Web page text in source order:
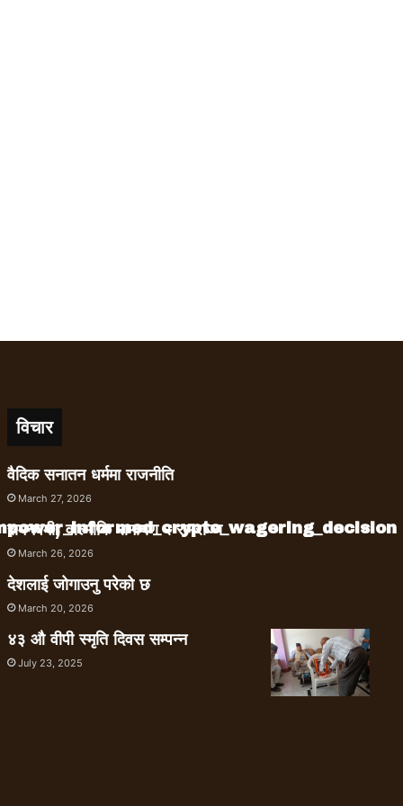
विचार
वैदिक सनातन धर्ममा राजनीति
March 27, 2026
रामनवमी, वाल्मीकि रामायण र रामराज्य
March 26, 2026
देशलाई जोगाउनु परेको छ
March 20, 2026
४३ औ वीपी स्मृति दिवस सम्पन्न
July 23, 2025